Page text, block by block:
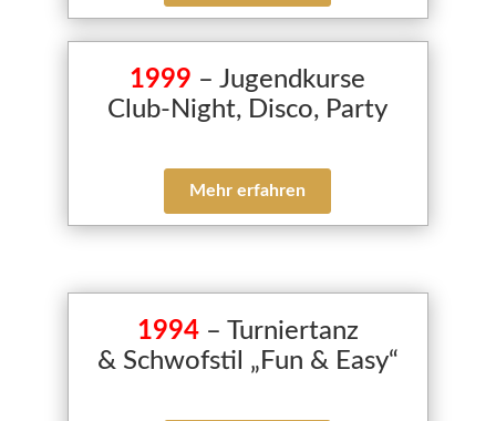
1999 – Jugendkurse
Club-Night, Disco, Party
Mehr erfahren
1994 – Turniertanz
& Schwofstil „Fun & Easy“